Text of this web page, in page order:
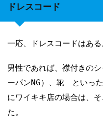
ドレスコード
一応、ドレスコードはある
男性であれば、襟付きの
ーパンNG）、靴 といっ
にワイキキ店の場合は、
た。